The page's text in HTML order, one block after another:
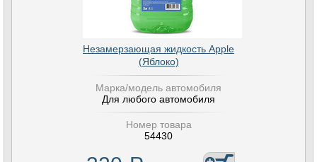
Незамерзающая жидкость Apple
(Яблоко)
Марка/модель автомобиля
Для любого автомобиля
Номер товара
54430